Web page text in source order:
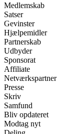
Medlemskab
Satser
Gevinster
Hjælpemidler
Partnerskab
Udbyder
Sponsorat
Affiliate
Netværkspartner
Presse
Skriv
Samfund
Bliv opdateret
Modtag nyt